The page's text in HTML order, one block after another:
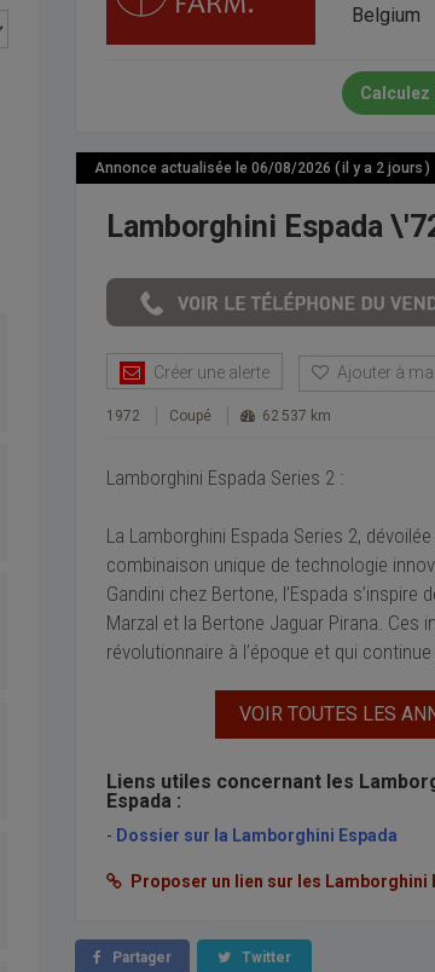
Belgium
Annonce actualisée le 06/08/2026 ( il y a 2 jours )
Lamborghini Espada
Créer une alerte Ajouter à
1972 Coupé 62 537 km
Lamborghini Espada Series 2 :
La Lamborghini Espada Series 2,
combinaison unique de technologie
Gandini chez Bertone, l’Espada
Marzal et la Bertone Jaguar Pirana. Ces
révolutionnaire à l’époque et qui
VOIR TOUTES LES
Liens utiles concernant les
Espada :
- Dossier sur la Lamborghini Espada
Proposer un lien sur les Lamborghini
Partager Twitter